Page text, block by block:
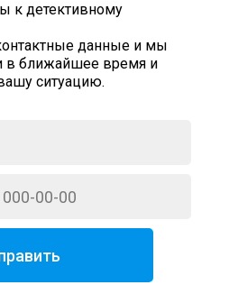
к детективному
данные и мы
в ближайшее время и
ситуацию.